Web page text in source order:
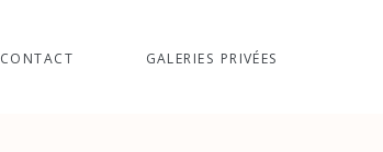
CONTACT GALERIES PRIVÉES